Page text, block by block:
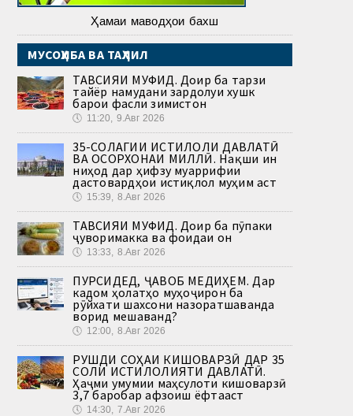
Ҳамаи маводҳои бахш
МУСОҲИБА ВА ТАҲЛИЛ
ТАВСИЯИ МУФИД. Доир ба тарзи
тайёр намудани зардолуи хушк
барои фасли зимистон
🕔 11:20, 9.Авг 2026
35-СОЛАГИИ ИСТИҚЛОЛИ ДАВЛАТӢ
ВА ОСОРХОНАИ МИЛЛӢ. Нақши ин
ниҳод дар ҳифзу муаррифии
дастовардҳои истиқлол муҳим аст
🕔 15:39, 8.Авг 2026
ТАВСИЯИ МУФИД. Доир ба пӯпаки
ҷуворимакка ва фоидаи он
🕔 13:33, 8.Авг 2026
ПУРСИДЕД, ҶАВОБ МЕДИҲЕМ. Дар
кадом ҳолатҳо муҳоҷирон ба
рӯйхати шахсони назоратшаванда
ворид мешаванд?
🕔 12:00, 8.Авг 2026
РУШДИ СОҲАИ КИШОВАРЗӢ ДАР 35
СОЛИ ИСТИҚЛОЛИЯТИ ДАВЛАТӢ.
Ҳаҷми умумии маҳсулоти кишоварзӣ
3,7 баробар афзоиш ёфтааст
🕔 14:30, 7.Авг 2026